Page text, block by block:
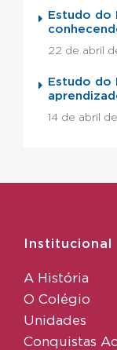
Estudo do
22 de abril
Estudo do
14 de abril
Institucional
A História
O Colégio
Unidades
Conquistas